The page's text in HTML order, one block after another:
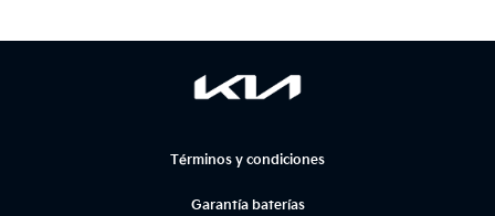
Términos y condiciones
Garantía baterías